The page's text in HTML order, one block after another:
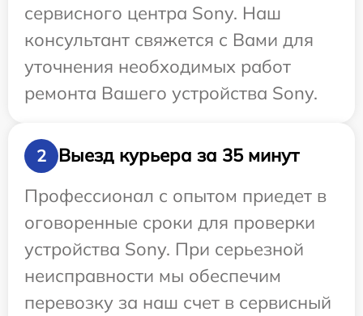
сервисного центра Sony. Наш
консультант свяжется с Вами для
уточнения необходимых работ
ремонта Вашего устройства Sony.
2
Выезд курьера за 35 минут
Профессионал с опытом приедет в
оговоренные сроки для проверки
устройства Sony. При серьезной
неисправности мы обеспечим
перевозку за наш счет в сервисный